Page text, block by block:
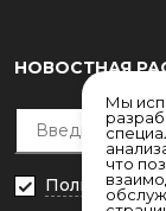
НОВОСТНАЯ
Политика
Мы
что